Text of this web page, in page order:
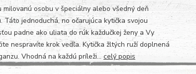
milovanú osobu v špeciálny alebo všedný deň
Táto jednoduchá, no očarujúca kytička svojou
padne ako uliata do rúk každučkej ženy a Vy
nespravíte krok vedľa. Kytička žltých ruží doplnená
Vhodná na každú príleži... celý popis